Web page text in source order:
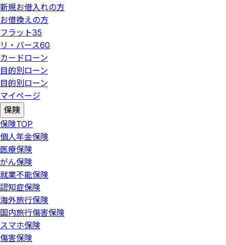
新規お借入れの方
お借換えの方
フラット35
リ・バース60
カードローン
目的別ローン
目的別ローン
マイページ
保険
保険TOP
個人年金保険
医療保険
がん保険
就業不能保険
認知症保険
海外旅行保険
国内旅行傷害保険
スマホ保険
傷害保険